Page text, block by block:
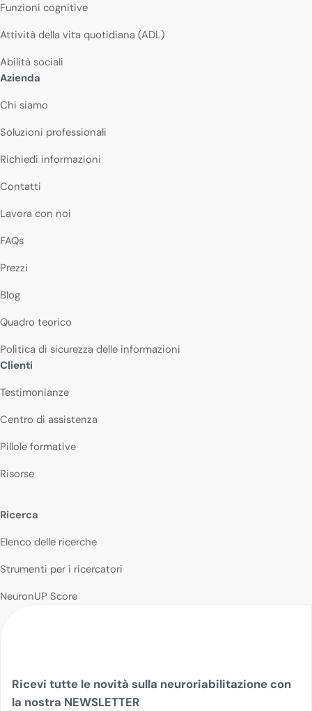
Funzioni cognitive
Attività della vita quotidiana (ADL)
Abilità sociali
Azienda
Chi siamo
Soluzioni professionali
Richiedi informazioni
Contatti
Lavora con noi
FAQs
Prezzi
Blog
Quadro teorico
Politica di sicurezza delle informazioni
Clienti
Testimonianze
Centro di assistenza
Pillole formative
Risorse
Ricerca
Elenco delle ricerche
Strumenti per i ricercatori
NeuronUP Score
Ricevi tutte le novità sulla neuroriabilitazione con
la nostra NEWSLETTER